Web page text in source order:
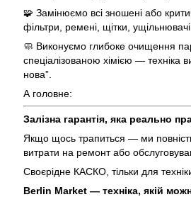
🧩 Замінюємо всі зношені або
фільтри, ремені, щітки,
🧼 Виконуємо глибоке очищення
спеціалізованою хімією — техніка
нова”.
А головне:
Залізна гарантія, яка реально
Якщо щось трапиться — ми
витрати на ремонт або
Своєрідне КАСКО, тільки для
Berlin Market — техніка, якій